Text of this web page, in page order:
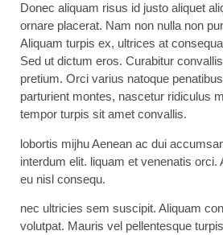
Donec aliquam risus id justo aliquet
ornare placerat. Nam non nulla non
Aliquam turpis ex, ultrices at
Sed ut dictum eros. Curabitur
pretium. Orci varius natoque
parturient montes, nascetur ridiculus
tempor turpis sit amet convallis.
lobortis mijhu Aenean ac dui
interdum elit. liquam et venenatis orci.
eu nisl consequ.
nec ultricies sem suscipit. Aliquam
volutpat. Mauris vel pellentesque